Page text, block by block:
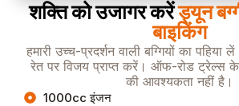
शक्ति को उजागर करेंड्यून
बाइकिंग
हमारी उच्च-प्रदर्शन वाली बग्गियों का
रेत पर विजय प्राप्त करें। ऑफ-रोड ट्रेल्स
की आवश्यकता नहीं है।
1000cc इंजन